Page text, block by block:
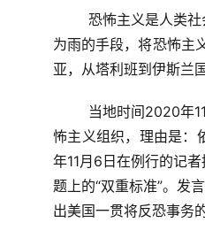
恐怖主义是人类
为雨的手段，将恐怖主
亚，从塔利班到伊斯兰
当地时间2020年
怖主义组织，理由是：
年11月6日在例行的记
题上的“双重标准”。发
出美国一贯将反恐事务